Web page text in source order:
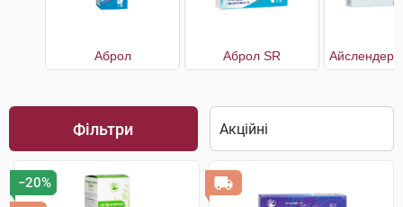
Аброл Аброл SR
Фільтри
−20%